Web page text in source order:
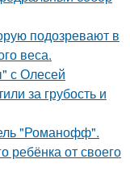
подозревают в
веса.
с Олесей
за грубость и
"Романофф".
ребёнка от своего